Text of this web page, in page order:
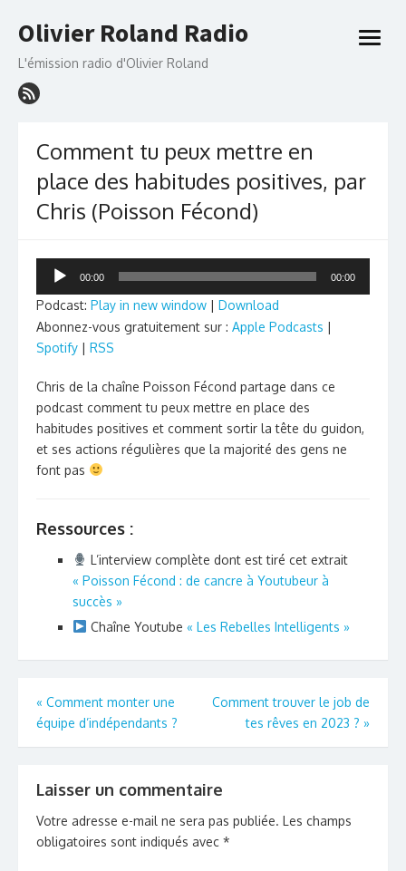
to
Olivier Roland Radio
L'émission radio d'Olivier Roland
open
Comment tu peux mettre en
place des habitudes positives, par
Chris (Poisson Fécond)
Lecteur
00:00 00:00
Podcast: Play in new window | Download
Abonnez-vous gratuitement sur : Apple Podcasts |
Spotify | RSS
Chris de la chaîne Poisson Fécond partage dans ce
podcast comment tu peux mettre en place des
habitudes positives et comment sortir la tête du guidon,
et ses actions régulières que la majorité des gens ne
font pas
Ressources :
L’interview complète dont est tiré cet extrait
« Poisson Fécond : de cancre à Youtubeur à
succès »
Chaîne Youtube « Les Rebelles Intelligents »
Navigation
de
« Comment monter une
équipe d’indépendants ?
Comment trouver le job de
tes rêves en 2023 ? »
Laisser un commentaire
Votre adresse e-mail ne sera pas publiée. Les champs
obligatoires sont indiqués avec *